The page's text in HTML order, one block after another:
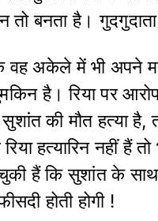
तो बनता है।
वह अकेले में भी अपने
है। रिया पर
की मौत हत्या है,
हत्यारिन नहीं हैं
हैं कि सुशांत के
होती होगी !